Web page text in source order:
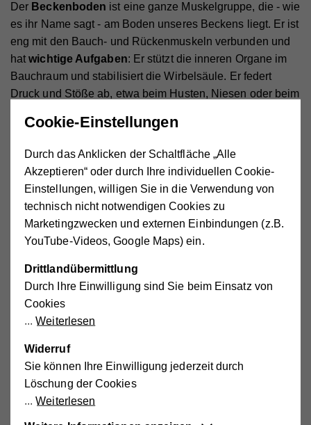
Der Beckenboden ist eine ganze Muskelgruppe, die - wie
es ihr Name sagt - am Boden unseres Beckens liegt. Er ist
eng mit den Bauch- und Rückenmuskeln verbunden und
hatwichtige Aufgaben: Er stützt die inneren Organe im
Bauchraum und stabilisiert die Wirbelsäule. Er federt
Druck und Stöße ab, etwa beim Husten, Niesen oder beim
wir Harn und Stuhl bewusst zurückhalten oder
ganz wichtige Rolle, wenn es um Ihre Kontinenz geht.
Cookie-Einstellungen
Durch das Anklicken der Schaltfläche „Alle
Akzeptieren“ oder durch Ihre individuellen Cookie-
Einstellungen, willigen Sie in die Verwendung von
technisch nicht notwendigen Cookies zu
Marketingzwecken und externen Einbindungen (z.B.
YouTube-Videos, Google Maps) ein.
Drittlandübermittlung
Durch Ihre Einwilligung sind Sie beim Einsatz von
Cookies
Weiterlesen
Widerruf
Sie können Ihre Einwilligung jederzeit durch
Löschung der Cookies
Weiterlesen